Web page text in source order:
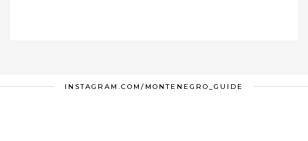
INSTAGRAM.COM/MONTENEGRO_GUIDE